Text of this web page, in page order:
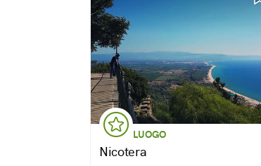
LUOGO
Nicotera